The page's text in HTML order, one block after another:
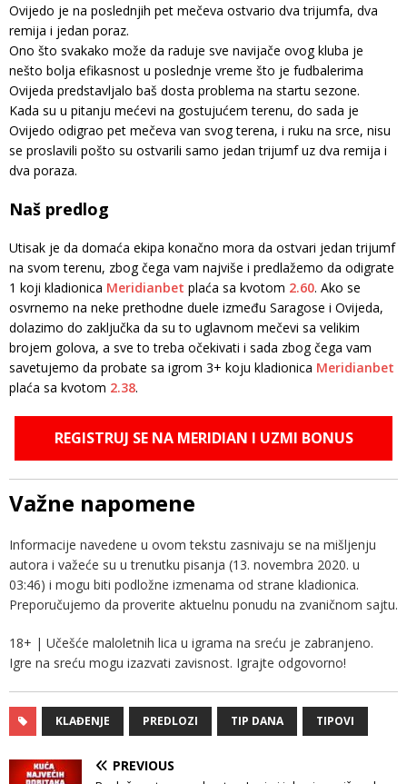
Ovijedo je na poslednjih pet mečeva ostvario dva trijumfa, dva
remija i jedan poraz.
Ono što svakako može da raduje sve navijače ovog kluba je
nešto bolja efikasnost u poslednje vreme što je fudbalerima
Ovijeda predstavljalo baš dosta problema na startu sezone.
Kada su u pitanju mećevi na gostujućem terenu, do sada je
Ovijedo odigrao pet mečeva van svog terena, i ruku na srce, nisu
se proslavili pošto su ostvarili samo jedan trijumf uz dva remija i
dva poraza.
Naš predlog
Utisak je da domaća ekipa konačno mora da ostvari jedan trijumf
na svom terenu, zbog čega vam najviše i predlažemo da odigrate
1 koji kladionica Meridianbet plaća sa kvotom 2.60. Ako se
osvrnemo na neke prethodne duele između Saragose i Ovijeda,
dolazimo do zaključka da su to uglavnom mečevi sa velikim
brojem golova, a sve to treba očekivati i sada zbog čega vam
savetujemo da probate sa igrom 3+ koju kladionica Meridianbet
plaća sa kvotom 2.38.
REGISTRUJ SE NA MERIDIAN I UZMI BONUS
Važne napomene
Informacije navedene u ovom tekstu zasnivaju se na mišljenju
autora i važeće su u trenutku pisanja (13. novembra 2020. u
03:46) i mogu biti podložne izmenama od strane kladionica.
Preporučujemo da proverite aktuelnu ponudu na zvaničnom sajtu.
18+ | Učešće maloletnih lica u igrama na sreću je zabranjeno.
Igre na sreću mogu izazvati zavisnost. Igrajte odgovorno!
KLAĐENJE PREDLOZI TIP DANA TIPOVI
PREVIOUS